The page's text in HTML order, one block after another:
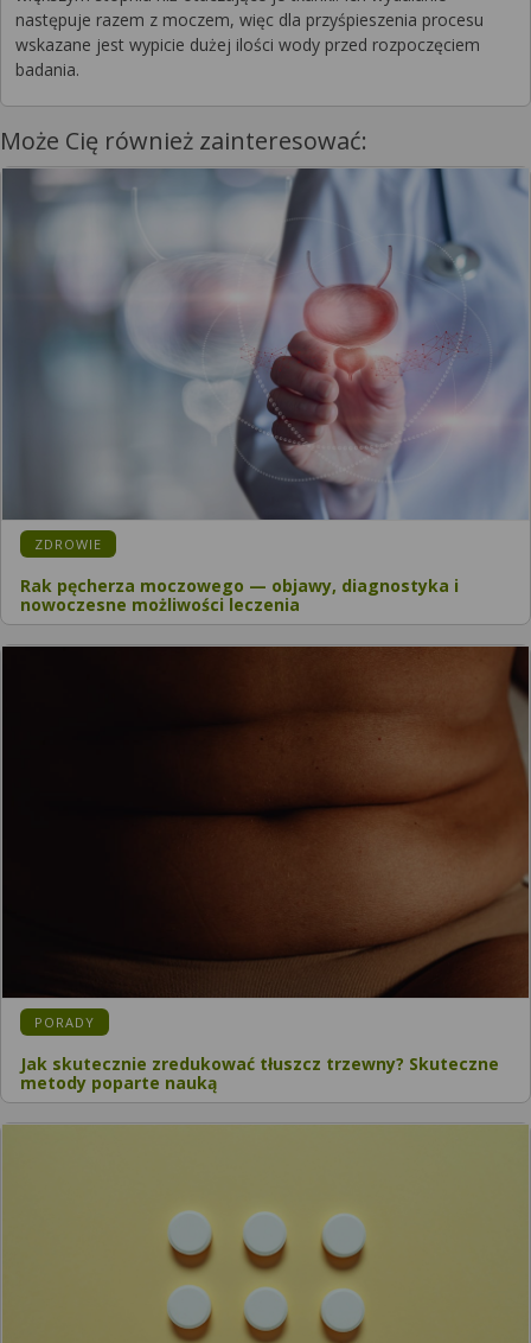
następuje razem z moczem, więc dla przyśpieszenia procesu
wskazane jest wypicie dużej ilości wody przed rozpoczęciem
badania.
Może Cię również zainteresować:
ZDROWIE
Rak pęcherza moczowego — objawy, diagnostyka i
nowoczesne możliwości leczenia
PORADY
Jak skutecznie zredukować tłuszcz trzewny? Skuteczne
metody poparte nauką